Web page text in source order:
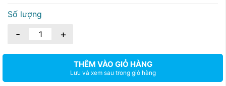
Số lượng
- +
THÊM VÀO GIỎ HÀNG
Lưu và xem sau trong giỏ hàng